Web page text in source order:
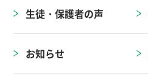
生徒・保護者の声
お知らせ